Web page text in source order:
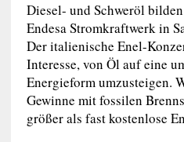
Diesel- und Schweröl
Endesa Stromkraftwerk in
Der italienische Enel-
Interesse, von Öl auf eine
Energieform umzusteigen.
Gewinne mit fossilen
größer als fast kostenlose